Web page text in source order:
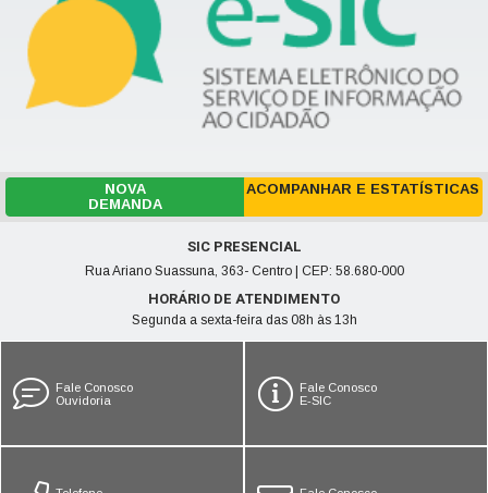
NOVA
DEMANDA
ACOMPANHAR E ESTATÍSTICAS
SIC PRESENCIAL
Rua Ariano Suassuna, 363- Centro | CEP: 58.680-000
HORÁRIO DE ATENDIMENTO
Segunda a sexta-feira das 08h às 13h
Fale Conosco
Ouvidoria
Fale Conosco
E-SIC